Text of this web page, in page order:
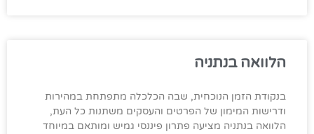
הלוואה בנתניה
בנקודת הזמן הנוכחית, שבה הכלכלה מתפתחת במהירות
ודרישות המימון של הפרטים והעסקים משתנות כל העת,
הלוואה בנתניה מציעה פתרון פיננסי גמיש ומותאם במיוחד